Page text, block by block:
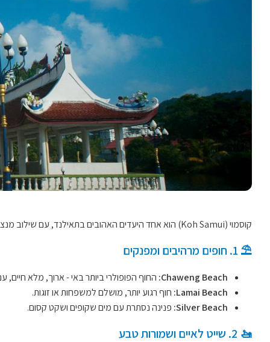
קוסמוי (Koh Samui) הוא אחד היעדים האהובים בתאילנד, עם שילוב מנצח של חופים יפיפיים, טבע פראי, מקדשים, חיי לילה ואיים סמוכים. הנה כל הטיולים והאטרקציות המומלצות שתוכלו לעשות בזמן השהות באי הקסום הזה.
⛱️ 1. חופים מרהיבים ומפנקים
Chaweng Beach: החוף הפופולרי ביותר באי - ארוך, מלא חיים,
Lamai Beach: חוף רגוע יותר, מושלם למשפחות או זוגות.
Silver Beach: פנינה נסתרת עם מים שקופים ושקט קסום.
🚤 2. שייט לאיים ושמורות טבע